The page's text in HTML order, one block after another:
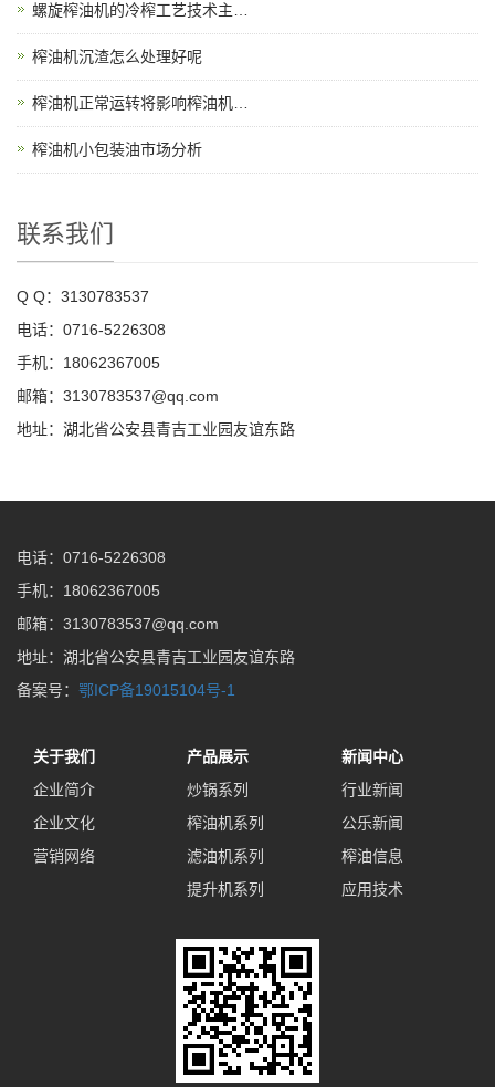
螺旋榨油机的冷榨工艺技术主…
榨油机沉渣怎么处理好呢
榨油机正常运转将影响榨油机…
榨油机小包装油市场分析
联系我们
Q Q：3130783537
电话：0716-5226308
手机：18062367005
邮箱：3130783537@qq.com
地址：湖北省公安县青吉工业园友谊东路
电话：0716-5226308
手机：18062367005
邮箱：3130783537@qq.com
地址：湖北省公安县青吉工业园友谊东路
备案号： 鄂ICP备19015104号-1
关于我们
企业简介
企业文化
营销网络
产品展示
炒锅系列
榨油机系列
滤油机系列
提升机系列
新闻中心
行业新闻
公乐新闻
榨油信息
应用技术